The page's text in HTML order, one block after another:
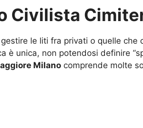
Civilista
le liti fra privati o quelle
è unica, non potendosi definire
Milano comprende molte